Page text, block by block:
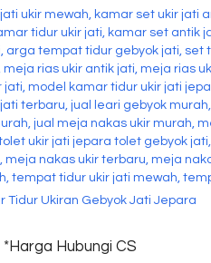
Tidur Ukiran Gebyok Jati Jepara
*Harga Hubungi CS